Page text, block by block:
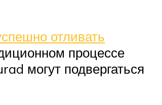
отливать
процессе
могут подвергаться